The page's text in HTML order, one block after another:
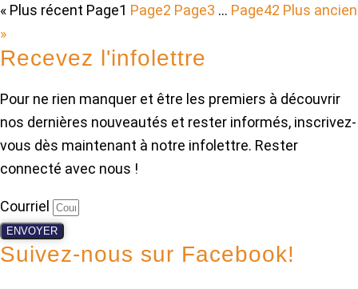
« Plus récent Page1 Page2 Page3 … Page42 Plus ancien
»
Recevez l'infolettre
Pour ne rien manquer et être les premiers à découvrir
nos dernières nouveautés et rester informés, inscrivez-
vous dès maintenant à notre infolettre. Rester
connecté avec nous !
Courriel
ENVOYER
Suivez-nous sur Facebook!